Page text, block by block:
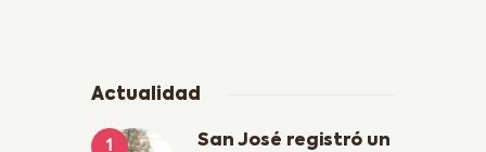
Actualidad
San José registró un